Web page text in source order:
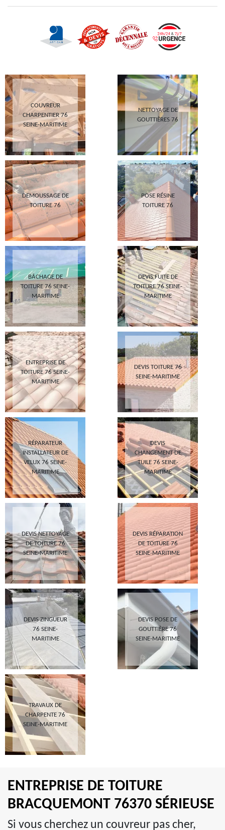
COUVREUR
CHARPENTIER 76
SEINE-MARITIME
NETTOYAGE DE
GOUTTIÈRES 76
DEMOUSSAGE DE
TOITURE 76
POSE RÉSINE
TOITURE 76
BÂCHAGE DE
TOITURE 76 SEINE-
MARITIME
DEVIS FUITE DE
TOITURE 76 SEINE-
MARITIME
ENTREPRISE DE
TOITURE 76 SEINE-
MARITIME
DEVIS TOITURE 76
SEINE-MARITIME
RÉPARATEUR
INSTALLATEUR DE
VELUX 76 SEINE-
MARITIME
DEVIS
CHANGEMENT DE
TUILE 76 SEINE-
MARITIME
DEVIS NETTOYAGE
DE TOITURE 76
SEINE-MARITIME
DEVIS RÉPARATION
DE TOITURE 76
SEINE-MARITIME
DEVIS ZINGUEUR
76 SEINE-
MARITIME
DEVIS POSE DE
GOUTTIÈRE 76
SEINE-MARITIME
TRAVAUX DE
CHARPENTE 76
SEINE-MARITIME
ENTREPRISE DE TOITURE
BRACQUEMONT 76370 SÉRIEUSE
Si vous cherchez un couvreur pas cher,